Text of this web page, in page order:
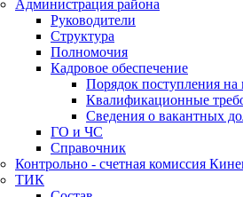
Администрация района
Руководители
Структура
Полномочия
Кадровое обеспечение
Порядок поступления
Квалификационные
Сведения о вакантных
ГО и ЧС
Справочник
Контрольно - счетная комиссия
ТИК